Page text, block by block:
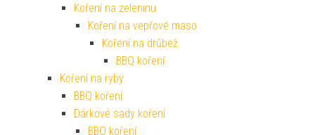
Koření na zeleninu
Koření na vepřové maso
Koření na drůbež
BBQ koření
Koření na ryby
BBQ koření
Dárkové sady koření
BBQ koření